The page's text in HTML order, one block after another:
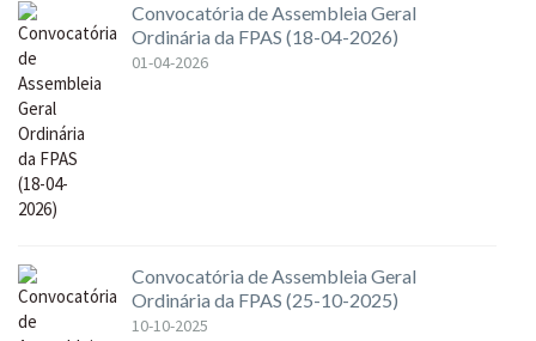
Convocatória de Assembleia Geral
Ordinária da FPAS (18-04-2026)
01-04-2026
Convocatória de Assembleia Geral
Ordinária da FPAS (25-10-2025)
10-10-2025